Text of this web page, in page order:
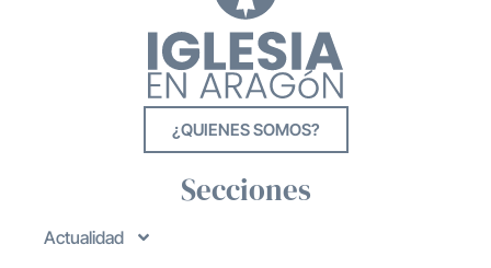
¿QUIENES SOMOS?
Secciones
Actualidad